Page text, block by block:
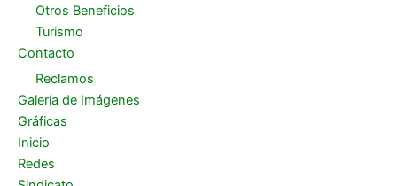
Otros Beneficios
Turismo
Contacto
Reclamos
Galería de Imágenes
Gráficas
Inicio
Redes